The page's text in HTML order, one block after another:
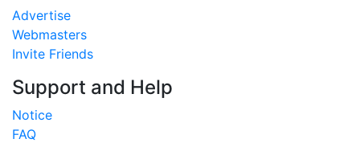
Advertise
Webmasters
Invite Friends
Support and Help
Notice
FAQ